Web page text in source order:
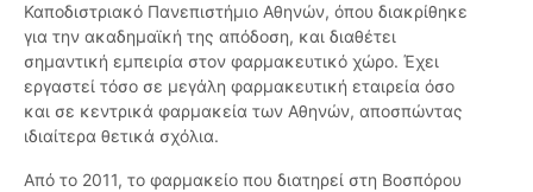
Καποδιστριακό Πανεπιστήμιο Αθηνών, όπου διακρίθηκε
για την ακαδημαϊκή της απόδοση, και διαθέτει
σημαντική εμπειρία στον φαρμακευτικό χώρο. Έχει
εργαστεί τόσο σε μεγάλη φαρμακευτική εταιρεία όσο
και σε κεντρικά φαρμακεία των Αθηνών, αποσπώντας
ιδιαίτερα θετικά σχόλια.
Από το 2011, το φαρμακείο που διατηρεί στη Βοσπόρου